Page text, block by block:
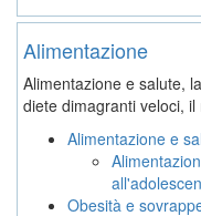
Alimentazione
Alimentazione e salute,
diete dimagranti veloci,
Alimentazione e
Obesità e